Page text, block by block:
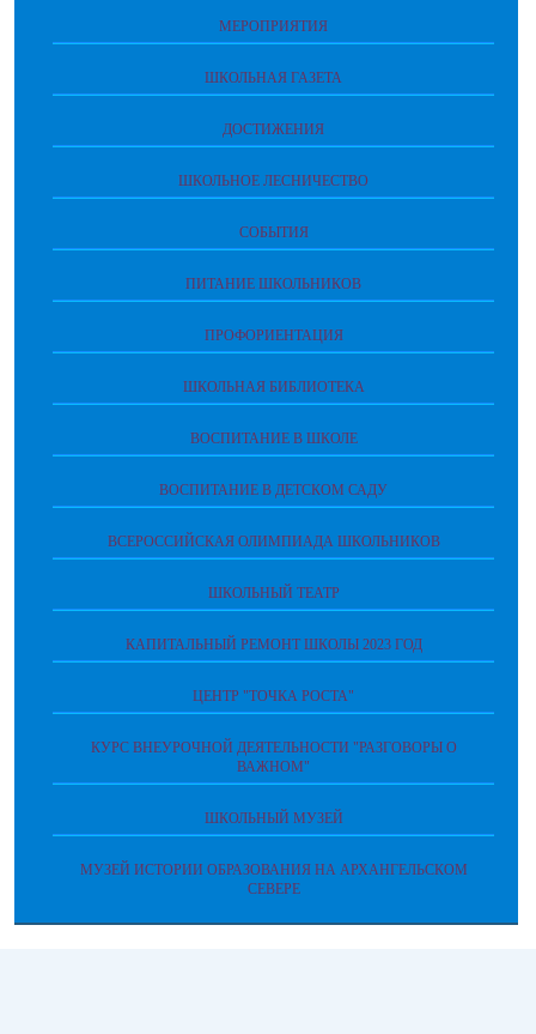
МЕРОПРИЯТИЯ
ШКОЛЬНАЯ ГАЗЕТА
ДОСТИЖЕНИЯ
ШКОЛЬНОЕ ЛЕСНИЧЕСТВО
СОБЫТИЯ
ПИТАНИЕ ШКОЛЬНИКОВ
ПРОФОРИЕНТАЦИЯ
ШКОЛЬНАЯ БИБЛИОТЕКА
ВОСПИТАНИЕ В ШКОЛЕ
ВОСПИТАНИЕ В ДЕТСКОМ САДУ
ВСЕРОССИЙСКАЯ ОЛИМПИАДА ШКОЛЬНИКОВ
ШКОЛЬНЫЙ ТЕАТР
КАПИТАЛЬНЫЙ РЕМОНТ ШКОЛЫ 2023 ГОД
ЦЕНТР "ТОЧКА РОСТА"
КУРС ВНЕУРОЧНОЙ ДЕЯТЕЛЬНОСТИ "РАЗГОВОРЫ О
ВАЖНОМ"
ШКОЛЬНЫЙ МУЗЕЙ
МУЗЕЙ ИСТОРИИ ОБРАЗОВАНИЯ НА АРХАНГЕЛЬСКОМ
СЕВЕРЕ